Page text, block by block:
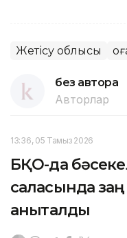
Жетісу облысы
без автора
Авторлар
13:36, 05 Тамыз 2026
БҚО-да
саласында
анықталды